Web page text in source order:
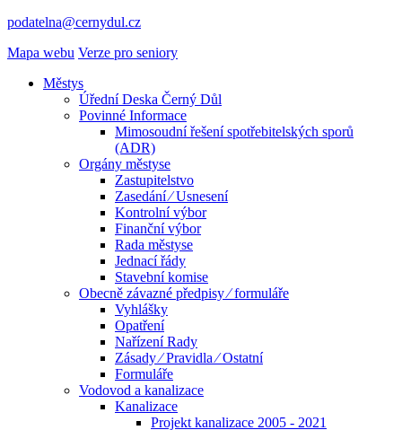
podatelna@cernydul.cz
Mapa webu Verze pro seniory
Městys
Úřední Deska Černý Důl
Povinné Informace
Mimosoudní řešení spotřebitelských sporů
(ADR)
Orgány městyse
Zastupitelstvo
Zasedání ⁄ Usnesení
Kontrolní výbor
Finanční výbor
Rada městyse
Jednací řády
Stavební komise
Obecně závazné předpisy ⁄ formuláře
Vyhlášky
Opatření
Nařízení Rady
Zásady ⁄ Pravidla ⁄ Ostatní
Formuláře
Vodovod a kanalizace
Kanalizace
Projekt kanalizace 2005 - 2021